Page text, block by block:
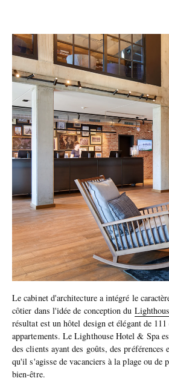
Le cabinet d'architecture a intégré le
côtier dans l'idée de conception du
résultat est un hôtel design et élégant de 111
appartements. Le Lighthouse Hotel & Spa
des clients ayant des goûts, des
qu'il s'agisse de vacanciers à la plage ou de
bien-être.